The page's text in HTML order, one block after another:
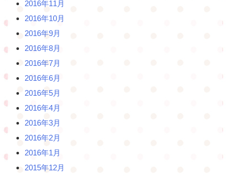
2016年11月
2016年10月
2016年9月
2016年8月
2016年7月
2016年6月
2016年5月
2016年4月
2016年3月
2016年2月
2016年1月
2015年12月